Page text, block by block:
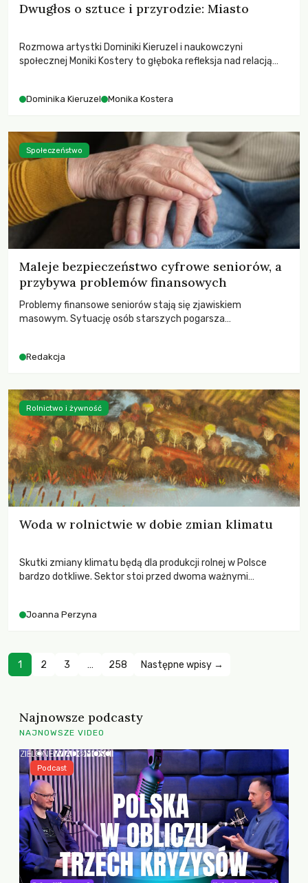
Dwugłos o sztuce i przyrodzie: Miasto
Rozmowa artystki Dominiki Kieruzel i naukowczyni
społecznej Moniki Kostery to głęboka refleksja nad relacją
Dominika Kieruzel Monika Kostera
Maleje bezpieczeństwo cyfrowe seniorów, a
przybywa problemów finansowych
Problemy finansowe seniorów stają się zjawiskiem
masowym. Sytuację osób starszych pogarsza
Redakcja
Społeczeństwo
Woda w rolnictwie w dobie zmian klimatu
Skutki zmiany klimatu będą dla produkcji rolnej w Polsce
bardzo dotkliwe. Sektor stoi przed dwoma ważnymi
zachodzących zmian klimatycznych. Wymagać to będzie
Joanna Perzyna
Rolnictwo i żywność
1 2 3 … 258 Następne wpisy →
Najnowsze podcasty
NAJNOWSZE VIDEO
Podcast